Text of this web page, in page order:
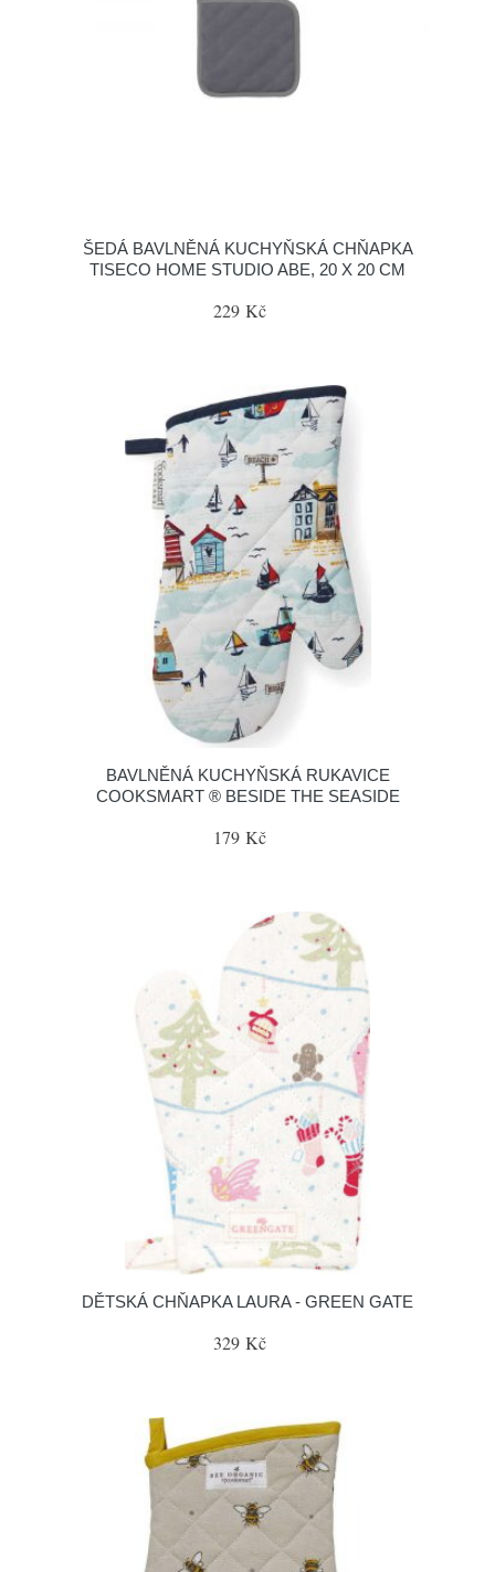
ŠEDÁ BAVLNĚNÁ KUCHYŇSKÁ CHŇAPKA
TISECO HOME STUDIO ABE, 20 X 20 CM
229 Kč
BAVLNĚNÁ KUCHYŇSKÁ RUKAVICE
COOKSMART ® BESIDE THE SEASIDE
179 Kč
DĚTSKÁ CHŇAPKA LAURA - GREEN GATE
329 Kč